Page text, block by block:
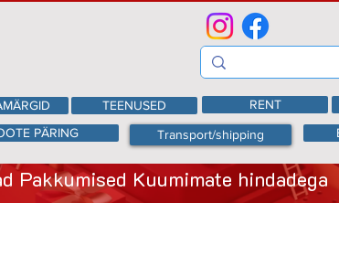
TEENUSED RENT
PÄRING
Transport/shipping
Pakkumised Kuumimate hindadega